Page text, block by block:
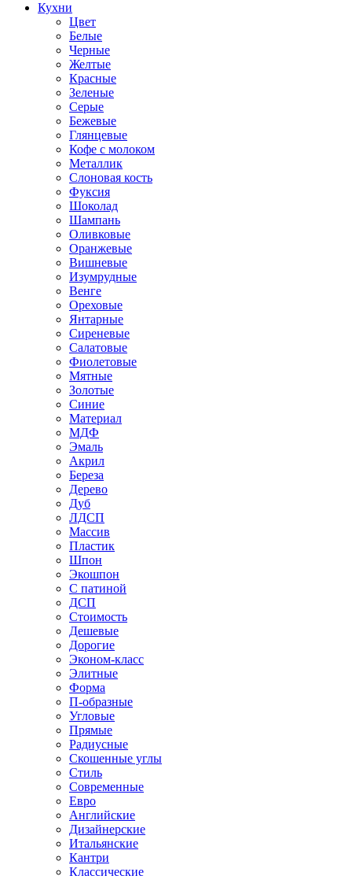
Кухни
Цвет
Белые
Черные
Желтые
Красные
Зеленые
Серые
Бежевые
Глянцевые
Кофе с молоком
Металлик
Слоновая кость
Фуксия
Шоколад
Шампань
Оливковые
Оранжевые
Вишневые
Изумрудные
Венге
Ореховые
Янтарные
Сиреневые
Салатовые
Фиолетовые
Мятные
Золотые
Синие
Материал
МДФ
Эмаль
Акрил
Береза
Дерево
Дуб
ЛДСП
Массив
Пластик
Шпон
Экошпон
С патиной
ДСП
Стоимость
Дешевые
Дорогие
Эконом-класс
Элитные
Форма
П-образные
Угловые
Прямые
Радиусные
Скошенные углы
Стиль
Современные
Евро
Английские
Дизайнерские
Итальянские
Кантри
Классические